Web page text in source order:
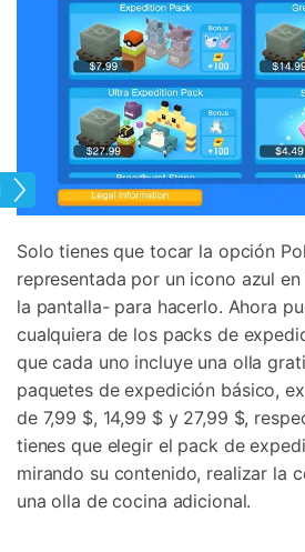
Solo tienes que tocar la opción
representada por un icono azul
la pantalla- para hacerlo. Ahora
cualquiera de los packs de
que cada uno incluye una olla
paquetes de expedición básico,
de 7,99 $, 14,99 $ y 27,99 $,
tienes que elegir el pack de
mirando su contenido, realizar la
una olla de cocina adicional.